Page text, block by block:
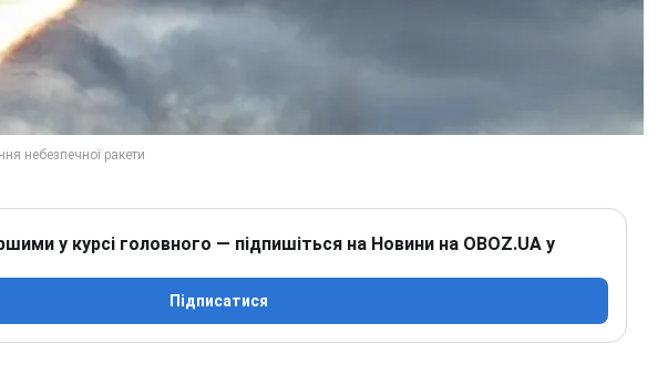
у курсі головного — підпишіться на Новини на OBOZ.UA у
Підписатися